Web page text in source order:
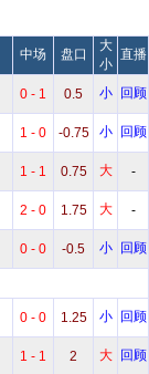
中场 盘口
大
小
直播
0 - 1 0.5 小
回顾
1 - 0 -0.75 小
回顾
1 - 1 0.75 大
-
2 - 0 1.75 大
-
0 - 0 -0.5 小 回顾
0 - 0 1.25 小
回顾
1 - 1 2 大
回顾